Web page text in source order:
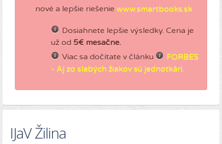
nové a lepšie riešenie www.smartbooks.sk
Dosiahnete lepšie výsledky. Cena je
už od 5€ mesačne.
Viac sa dočítate v článku
FORBES
- Aj zo slabých žiakov sú jednotkári.
IJaV Žilina